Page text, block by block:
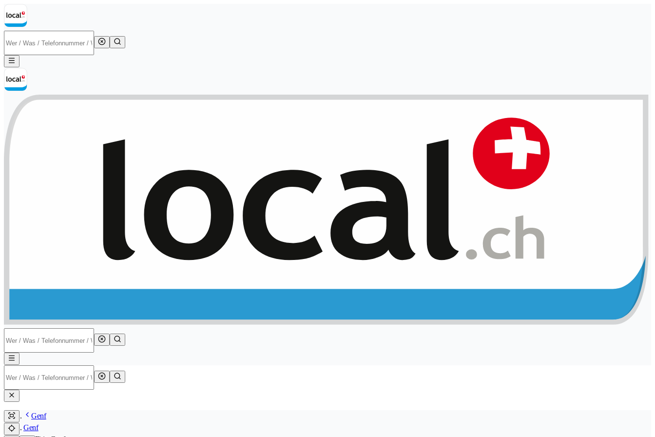
Genf
Genf